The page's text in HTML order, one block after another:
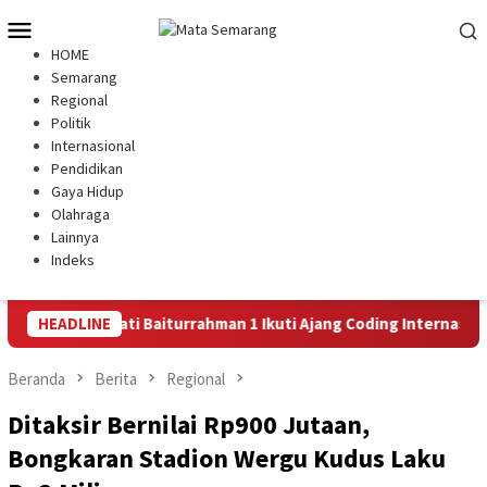
ke
kontenMobile
HOME
Semarang
Regional
Politik
Internasional
Pendidikan
Gaya Hidup
Olahraga
Lainnya
Indeks
HEADLINE
SD Hj. Isriati Baiturrahman 1 Ikuti Ajang Coding Internasional
Beranda Berita Regional
Ditaksir Bernilai Rp900 Jutaan,
Bongkaran Stadion Wergu Kudus Laku